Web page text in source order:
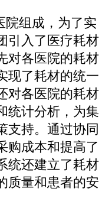
组成，为了实
引入了医疗耗材
对各医院的耗材
现了耗材的统一
对各医院的耗材
统计分析，为集
支持。通过协同
购成本和提高了
统还建立了耗材
质量和患者的安